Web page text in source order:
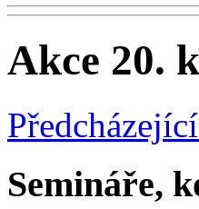
Akce 20.
Semináře,